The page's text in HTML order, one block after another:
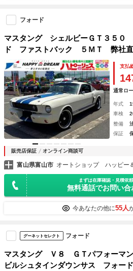
フォード
マスタング シェルビーＧＴ３５
ド ファストバック ５ＭＴ 弊社
車両 足回り新品交換済 アメリカ
ーシングストライプ ボンネットフ
弊社取付
支払
通常ロ
年式
車検
整備
保証
販売店保証 オンライン商談可
富山県富山市
まずは在庫確認・見積依頼
無料通話でお問い合
今あなたの他に55人
グーネットセレクト フォード
マスタング Ｖ８ ＧＴパフォーマ
ビルシュタインダウンサス フォー